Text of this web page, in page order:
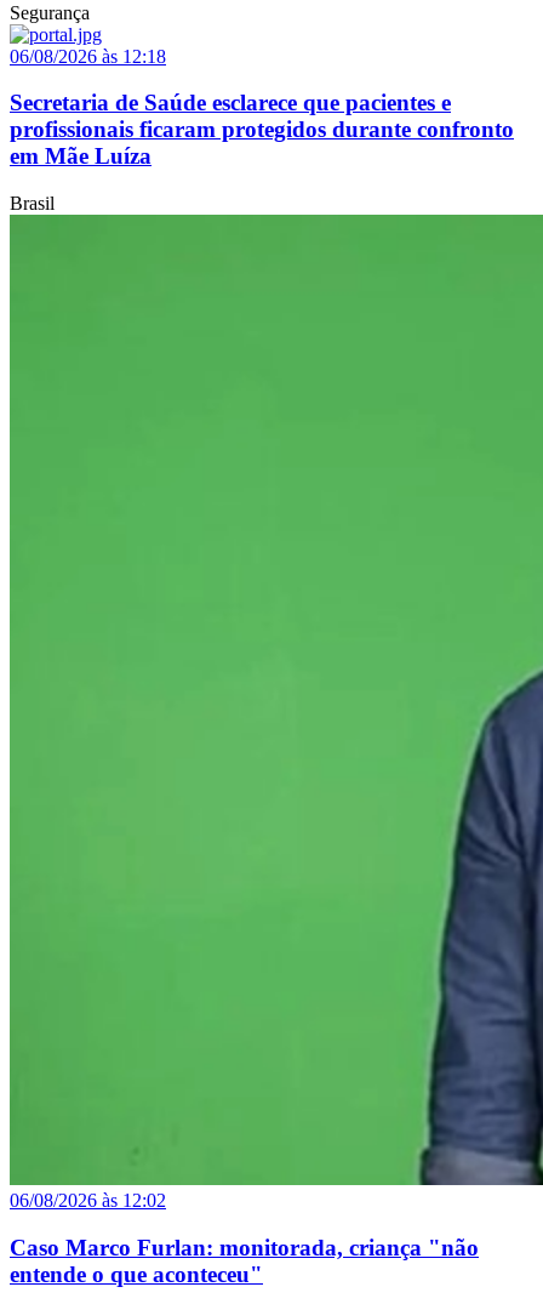
Segurança
06/08/2026 às 12:18
Secretaria de Saúde esclarece que pacientes e
profissionais ficaram protegidos durante confronto
em Mãe Luíza
Brasil
06/08/2026 às 12:02
Caso Marco Furlan: monitorada, criança "não
entende o que aconteceu"